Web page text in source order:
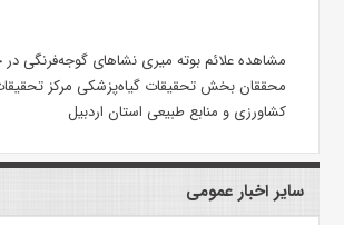
مشاهده علائم بوته میری نشاهای گوجه‌فرنگی
محققان بخش تحقیقات گیاه‌پزشکی مرکز
کشاورزی و منابع طبیعی استان اردبیل
سایر اخبار عمومی